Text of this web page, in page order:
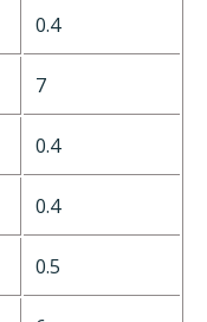
0.4
7
0.4
0.4
0.5